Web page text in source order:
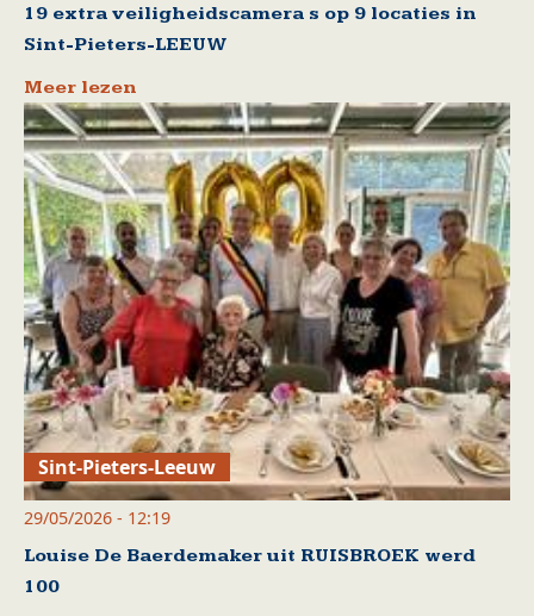
19 extra veiligheidscamera s op 9 locaties in
Sint-Pieters-LEEUW
Meer lezen
Sint-Pieters-Leeuw
29/05/2026 - 12:19
Louise De Baerdemaker uit RUISBROEK werd
100